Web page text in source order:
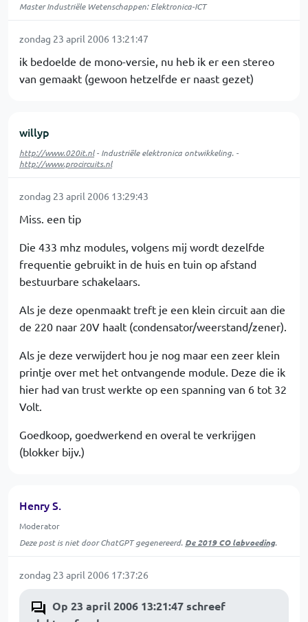
Master Industriële Wetenschappen: Elektronica-ICT
zondag 23 april 2006 13:21:47
ik bedoelde de mono-versie, nu heb ik er een stereo
van gemaakt (gewoon hetzelfde er naast gezet)
willyp
http://www.020it.nl- Industriële elektronica ontwikkeling. -
http://www.procircuits.nl
zondag 23 april 2006 13:29:43
Miss. een tip
Die 433 mhz modules, volgens mij wordt dezelfde
frequentie gebruikt in de huis en tuin op afstand
bestuurbare schakelaars.
Als je deze openmaakt treft je een klein circuit aan die
de 220 naar 20V haalt (condensator/weerstand/zener).
Als je deze verwijdert hou je nog maar een zeer klein
printje over met het ontvangende module. Deze die ik
hier had van trust werkte op een spanning van 6 tot 32
Volt.
Goedkoop, goedwerkend en overal te verkrijgen
(blokker bijv.)
Henry S.
Moderator
Deze post is niet door ChatGPT gegenereerd. De 2019 CO labvoeding.
zondag 23 april 2006 17:37:26
Op 23 april 2006 13:21:47 schreef